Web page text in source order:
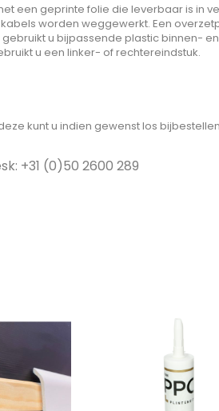
een geprinte folie die leverbaar is in
worden weggewerkt. Een
u bijpassende plastic binnen- en
u een linker- of rechtereindstuk.
kunt u indien gewenst los
+31 (0)50 2600 289